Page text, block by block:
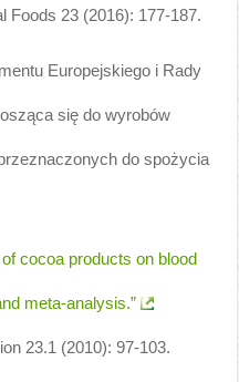
Foods 23 (2016): 177-187.
Europejskiego i Rady
się do wyrobów
do spożycia
of cocoa products on blood
meta-analysis.”
23.1 (2010): 97-103.